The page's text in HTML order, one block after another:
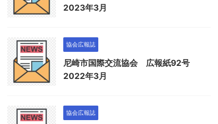
2023年3月
協会広報誌
尼崎市国際交流協会 広報紙92号
2022年3月
協会広報誌